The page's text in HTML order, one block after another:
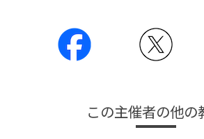
この主催者の他の